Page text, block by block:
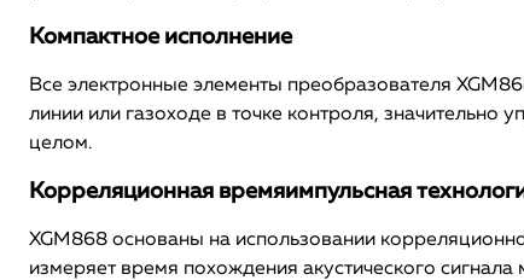
Компактное исполнение
Все электронные элементы преобразователя
линии или газоходе в точке контроля,
целом.
Корреляционная времяимпульсная
XGM868 основаны на использовании
измеряет время похождения акустического